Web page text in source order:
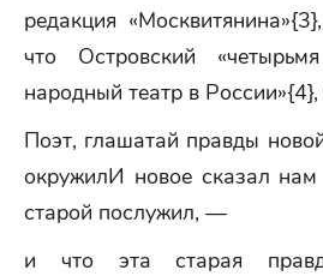
редакция
что Островский
народный театр в
Поэт, глашатай правды
окружилИ новое сказал нам
старой послужил, —
и что эта старая